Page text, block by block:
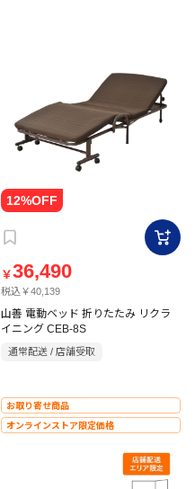
￥36,490
税込￥40,139
山善 電動ベッド 折りたたみ リクラ
イニング CEB-8S
通常配送 / 店舗受取
お取り寄せ商品
オンラインストア限定価格